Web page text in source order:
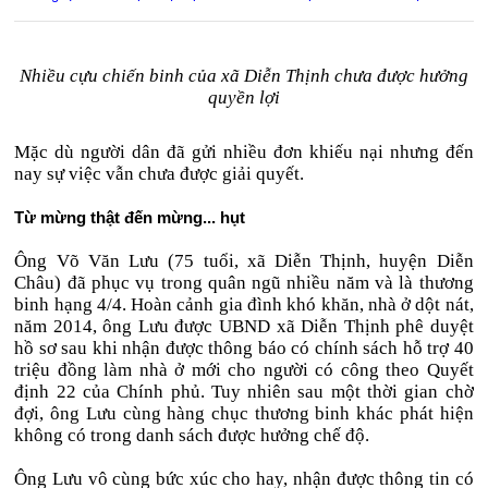
Nhiều cựu chiến binh của xã Diễn Thịnh chưa được hưởng
quyền lợi
Mặc dù người dân đã gửi nhiều đơn khiếu nại nhưng đến
nay sự việc vẫn chưa được giải quyết.
Từ mừng thật đến mừng... hụt
Ông Võ Văn Lưu (75 tuổi, xã Diễn Thịnh, huyện Diễn
Châu) đã phục vụ trong quân ngũ nhiều năm và là thương
binh hạng 4/4. Hoàn cảnh gia đình khó khăn, nhà ở dột nát,
năm 2014, ông Lưu được UBND xã Diễn Thịnh phê duyệt
hồ sơ sau khi nhận được thông báo có chính sách hỗ trợ 40
triệu đồng làm nhà ở mới cho người có công theo Quyết
định 22 của Chính phủ. Tuy nhiên sau một thời gian chờ
đợi, ông Lưu cùng hàng chục thương binh khác phát hiện
không có trong danh sách được hưởng chế độ.
Ông Lưu vô cùng bức xúc cho hay, nhận được thông tin có